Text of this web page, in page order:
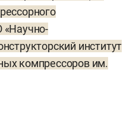
«Научно-
институт
компрессоров им.